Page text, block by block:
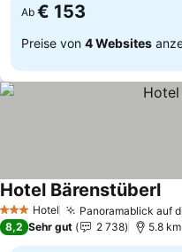
Ab € 153
Preise von 4 Websites
3 SterneHotel Panoramablick auf
Hotel Bärenstüberl
8,2 Sehr gut 2 738 5.8